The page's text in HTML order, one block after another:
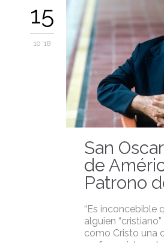
15
10 '18
San
de
Patrono
“Es inconcebible
alguien
como Cristo una